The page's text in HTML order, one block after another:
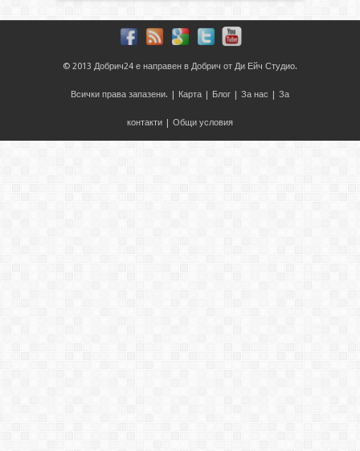
© 2013 Добрич24 е направен в Добрич от Ди Ейч Студио.
Всички права запазени. | Карта | Блог | За нас | За
контакти | Общи условия